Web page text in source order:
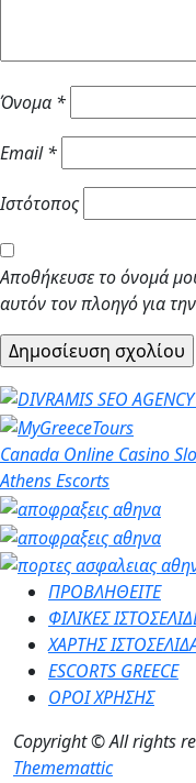
Όνομα *
Email*
Ιστότοπος
Αποθήκευσε το όνομά
αυτόν τον πλοηγό για
Canada Online Casino
Athens Escorts
ΠΡΟΒΛΗΘΕΙΤΕ
ΦΙΛΙΚΕΣ
ΧΑΡΤΗΣ
ESCORTS GREECE
ΟΡΟΙ ΧΡΗΣΗΣ
Copyright © All rights
Thememattic